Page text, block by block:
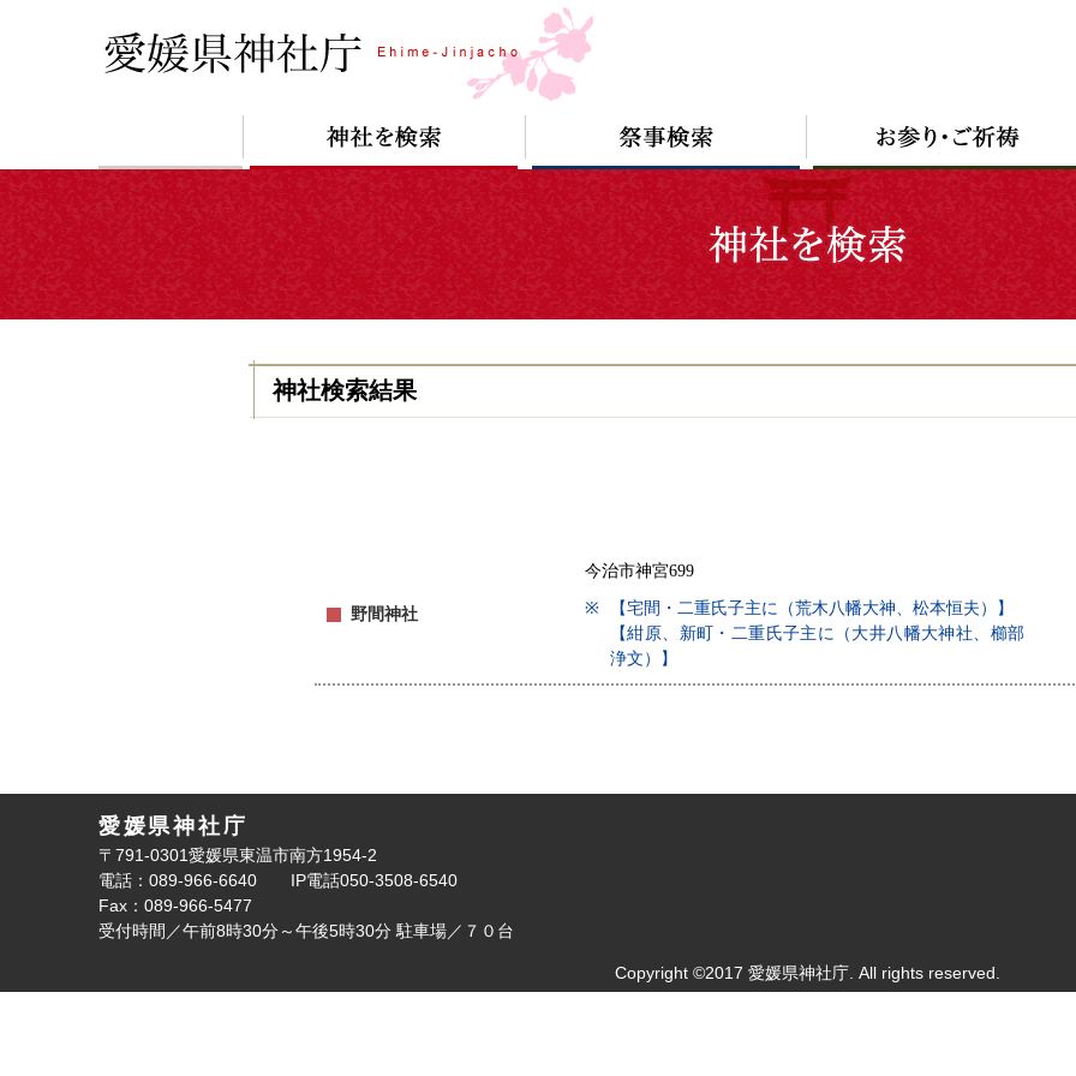
神社検索結果
野間神社
今治市神宮699
※
【宅間・二重氏子主に（荒木八幡大神、松本恒夫）】
【紺原、新町・二重氏子主に（大井八幡大神社、櫛部
浄文）】
愛媛県神社庁
〒791-0301愛媛県東温市南方1954-2
電話：089-966-6640 IP電話050-3508-6540
Fax：089-966-5477
受付時間／午前8時30分～午後5時30分 駐車場／７０台
Copyright ©2017 愛媛県神社庁. All rights reserved.